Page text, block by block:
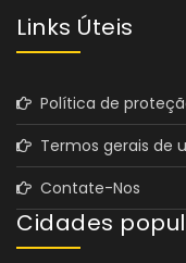
Links Úteis
Política de
Termos gerais de
Contate-Nos
Cidades